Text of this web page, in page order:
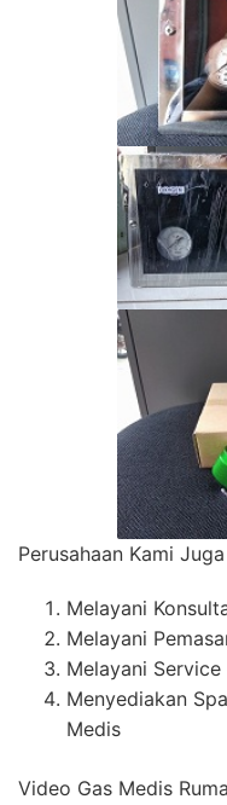
Perusahaan Kami
Melayani
Melayani
Melayani
Menyediakan
Medis
Video Gas Medis